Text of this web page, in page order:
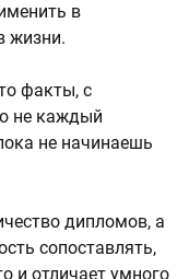
в
жизни.
факты, с
не каждый
не начинаешь
дипломов, а
сопоставлять,
и отличает умного